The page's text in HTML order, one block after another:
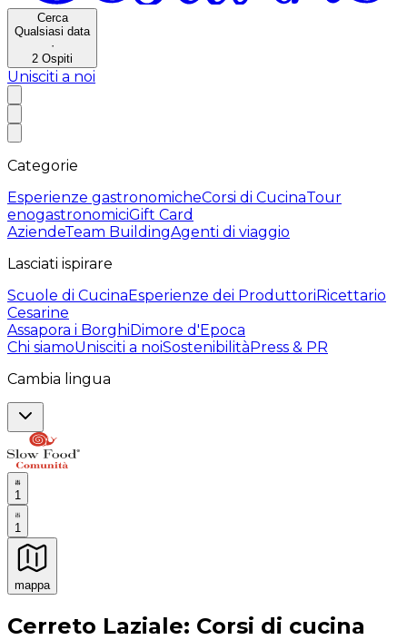
Cerca
Qualsiasi data
·
2 Ospiti
Unisciti a noi
Categorie
Esperienze gastronomicheCorsi di CucinaTour
enogastronomiciGift Card
AziendeTeam BuildingAgenti di viaggio
Lasciati ispirare
Scuole di CucinaEsperienze dei ProduttoriRicettario
Cesarine
Assapora i BorghiDimore d'Epoca
Chi siamoUnisciti a noiSostenibilitàPress & PR
Cambia lingua
1
1
mappa
Esperienze culinarie indimenticabili: Esperienze
Cerreto Laziale: Corsi di cucina